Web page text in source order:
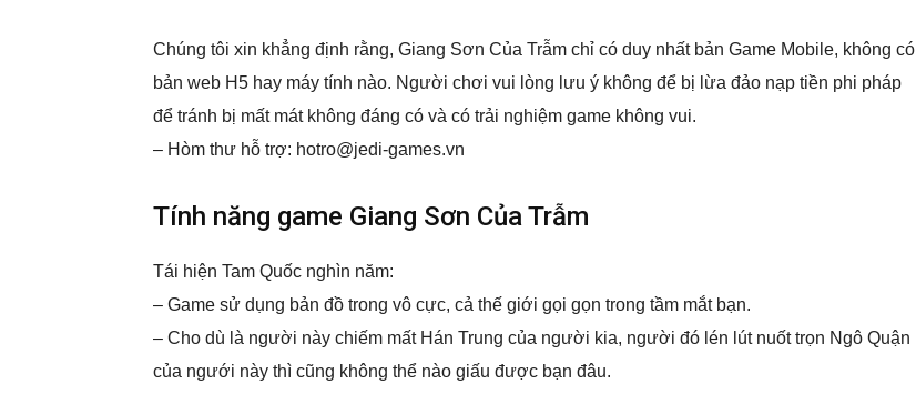
Chúng tôi xin khẳng định rằng, Giang Sơn Của Trẫm chỉ có duy nhất bản Game Mobile, không có
bản web H5 hay máy tính nào. Người chơi vui lòng lưu ý không để bị lừa đảo nạp tiền phi pháp
để tránh bị mất mát không đáng có và có trải nghiệm game không vui.
– Hòm thư hỗ trợ: hotro@jedi-games.vn
Tính năng game Giang Sơn Của Trẫm
Tái hiện Tam Quốc nghìn năm:
– Game sử dụng bản đồ trong vô cực, cả thế giới gọi gọn trong tầm mắt bạn.
– Cho dù là người này chiếm mất Hán Trung của người kia, người đó lén lút nuốt trọn Ngô Quận
của ngưới này thì cũng không thể nào giấu được bạn đâu.